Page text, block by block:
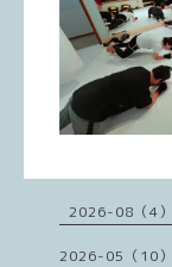
2026-08（4）
2026-05（10）